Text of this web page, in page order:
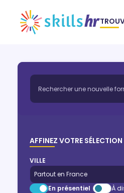
AFFINEZ VOTRE SÉLECTION
VILLE
En présentiel
À